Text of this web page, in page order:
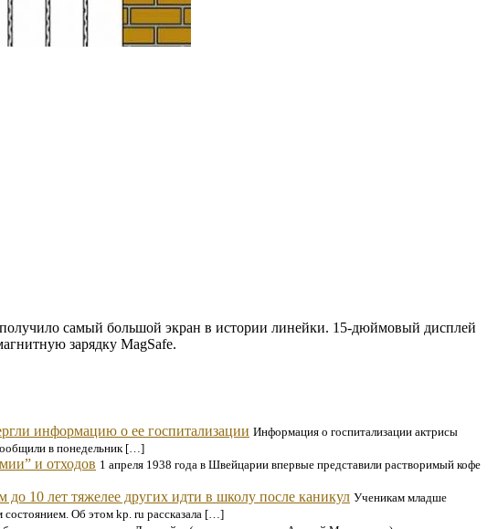
самый большой экран в истории линейки. 15-дюймовый дисплей
зарядку MagSafe.
информацию о ее госпитализации Информация о госпитализации актрисы
в понедельник […]
и отходов 1 апреля 1938 года в Швейцарии впервые представили растворимый кофе
до 10 лет тяжелее других идти в школу после каникул Ученикам младше
состоянием. Об этом kp. ru рассказала […]